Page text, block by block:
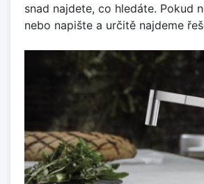
snad najdete, co hledáte. Pokud
nebo napište a určitě najdeme